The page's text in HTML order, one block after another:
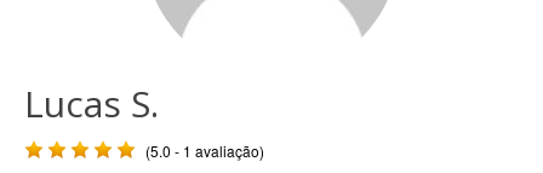
Lucas S.
(5.0 - 1 avaliação)